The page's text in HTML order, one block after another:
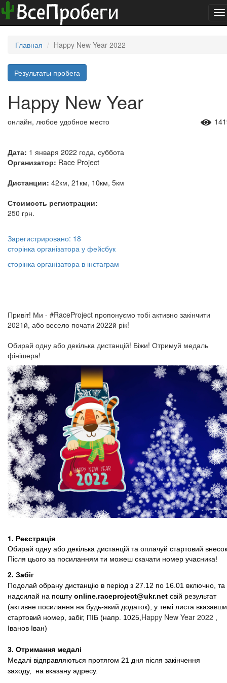
Главная Happy New Year 2022
Результаты пробега
Happy New Year
онлайн, любое удобное место
Дата: 1 января 2022 года, суббота
Организатор: Race Project
Дистанции: 42км, 21км, 10км, 5км
Стоимость регистрации:
250 грн.
Зарегистрировано: 18
сторінка організатора у фейсбук
сторінка організатора в інстаграм
Привіт! Ми - #RaceProject пропонуємо тобі активно закінчити
2021й, або весело почати 2022й рік!
Обирай одну або декілька дистанцій! Біжи! Отримуй медаль
фінішера!
1. Реєстрація
Обирай одну або декілька дистанцій та оплачуй стартовий
Після цього за посиланням ти можеш скачати номер учасника!
2. Забіг
Подолай обрану дистанцію в період з 27.12 по 16.01 включно, та
надсилай на пошту online.raceproject@ukr.net свій результат
(активне посилання на будь-який додаток), у темі листа
стартовий номер, забіг, ПІБ (напр. 1025, Happy New Year 2022
Іванов Іван)
3. Отримання медалі
Медалі відправляються протягом 21 дня після закінчення
заходу, на вказану адресу.